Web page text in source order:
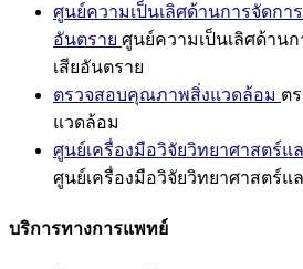
ศูนย์ความเป็นเลิศด้านการจัดกา
อันตราย ศูนย์ความเป็นเลิศด้าน
เสียอันตราย
ตรวจสอบคุณภาพสิ่งแวดล้อม ต
แวดล้อม
ศูนย์เครื่องมือวิจัยวิทยาศาสตร์แ
ศูนย์เครื่องมือวิจัยวิทยาศาสตร์แ
บริการทางการแพทย์